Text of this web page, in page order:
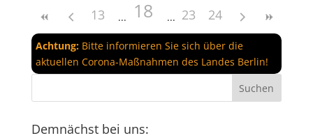
13 18 23 24
Achtung:Bitte informieren Sie sich über die
aktuellen Corona-Maßnahmen des Landes Berlin!
Demnächst bei uns: